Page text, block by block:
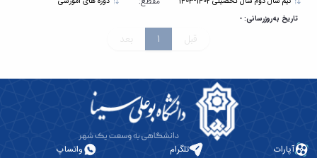
تاریخ به‌روزرسانی: -
قبل 1 بعد
آپارات تلگرام واتساپ